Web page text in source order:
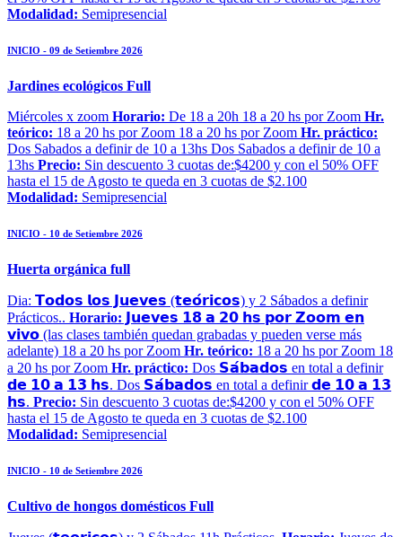
Modalidad: Semipresencial
INICIO - 09 de Setiembre 2026
Jardines ecológicos Full
Miércoles x zoom Horario: De 18 a 20h 18 a 20 hs por Zoom Hr.
teórico: 18 a 20 hs por Zoom 18 a 20 hs por Zoom Hr. práctico:
Dos Sabados a definir de 10 a 13hs Dos Sabados a definir de 10 a
13hs Precio: Sin descuento 3 cuotas de:$4200 y con el 50% OFF
hasta el 15 de Agosto te queda en 3 cuotas de $2.100
Modalidad: Semipresencial
INICIO - 10 de Setiembre 2026
Huerta orgánica full
Dia: 𝗧𝗼𝗱𝗼𝘀 𝗹𝗼𝘀 𝗝𝘂𝗲𝘃𝗲𝘀 (𝘁𝗲𝗼́𝗿𝗶𝗰𝗼𝘀) y 2 Sábados a definir
Prácticos.. Horario: 𝗝𝘂𝗲𝘃𝗲𝘀 𝟭𝟴 𝗮 𝟮𝟬 𝗵𝘀 𝗽𝗼𝗿 𝗭𝗼𝗼𝗺 𝗲𝗻
𝘃𝗶𝘃𝗼 (las clases también quedan grabadas y pueden verse más
adelante) 18 a 20 hs por Zoom Hr. teórico: 18 a 20 hs por Zoom 18
a 20 hs por Zoom Hr. práctico: Dos 𝗦𝗮́𝗯𝗮𝗱𝗼𝘀 en total a definir
𝗱𝗲 𝟭𝟬 𝗮 𝟭𝟯 𝗵𝘀. Dos 𝗦𝗮́𝗯𝗮𝗱𝗼𝘀 en total a definir 𝗱𝗲 𝟭𝟬 𝗮 𝟭𝟯
𝗵𝘀. Precio: Sin descuento 3 cuotas de:$4200 y con el 50% OFF
hasta el 15 de Agosto te queda en 3 cuotas de $2.100
Modalidad: Semipresencial
INICIO - 10 de Setiembre 2026
Cultivo de hongos domésticos Full